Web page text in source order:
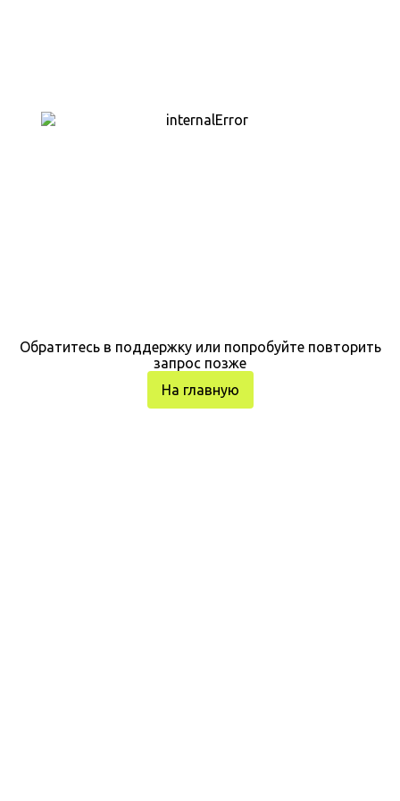
Обратитесь в поддержку или попробуйте повторить
запрос позже
На главную